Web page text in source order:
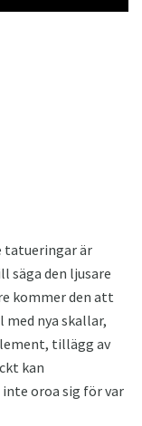
tatueringar är
säga den ljusare
kommer den att
nya skallar,
tillägg av
kan
oroa sig för var